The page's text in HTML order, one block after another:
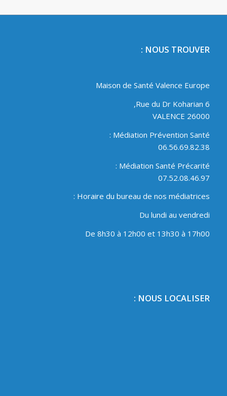
NOUS TROUVER :
Maison de Santé Valence Europe
6 Rue du Dr Koharian,
26000 VALENCE
Médiation Prévention Santé :
06.56.69.82.38
Médiation Santé Précarité :
07.52.08.46.97
Horaire du bureau de nos médiatrices :
Du lundi au vendredi
De 8h30 à 12h00 et 13h30 à 17h00
NOUS LOCALISER :